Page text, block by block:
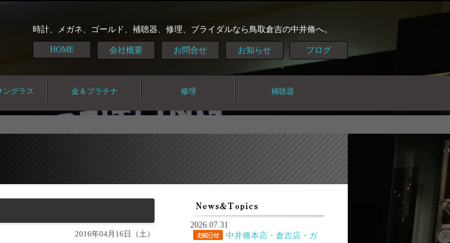
時計、メガネ、ゴールド、補聴器、修理、ブライダルなら鳥取倉吉の中井脩へ。
HOME 会社概要 お問合せ お知らせ ブログ
ングラス 金＆プラチナ 修理 補聴器
2016年04月16日（土）
2026.07.31
中井脩本店・倉吉店・ガ